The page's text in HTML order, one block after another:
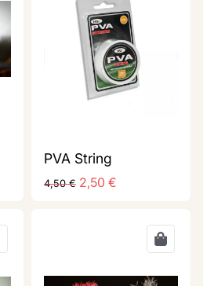
PVA String
4,50€ 2,50 €